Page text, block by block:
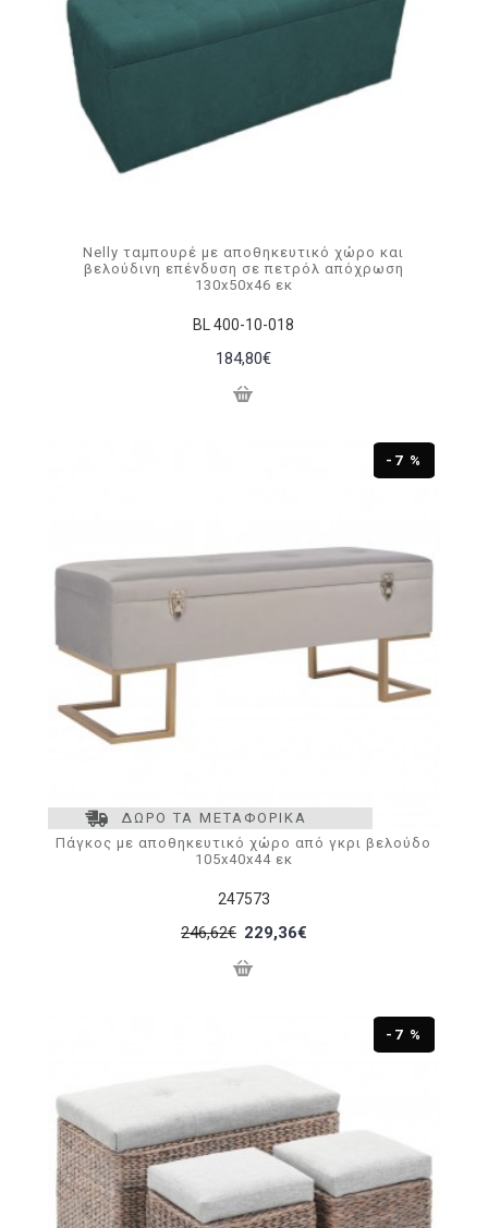
BL 400-10-018
Nelly ταμπουρέ με αποθηκευτικό χώρο και
βελούδινη επένδυση σε πετρόλ απόχρωση
130x50x46 εκ
184,80€
ΔΩΡΟ ΤΑ ΜΕΤΑΦΟΡΙΚΑ
-7 %
247573
Πάγκος με αποθηκευτικό χώρο από γκρι βελούδο
105x40x44 εκ
246,62€ 229,36€
-7 %